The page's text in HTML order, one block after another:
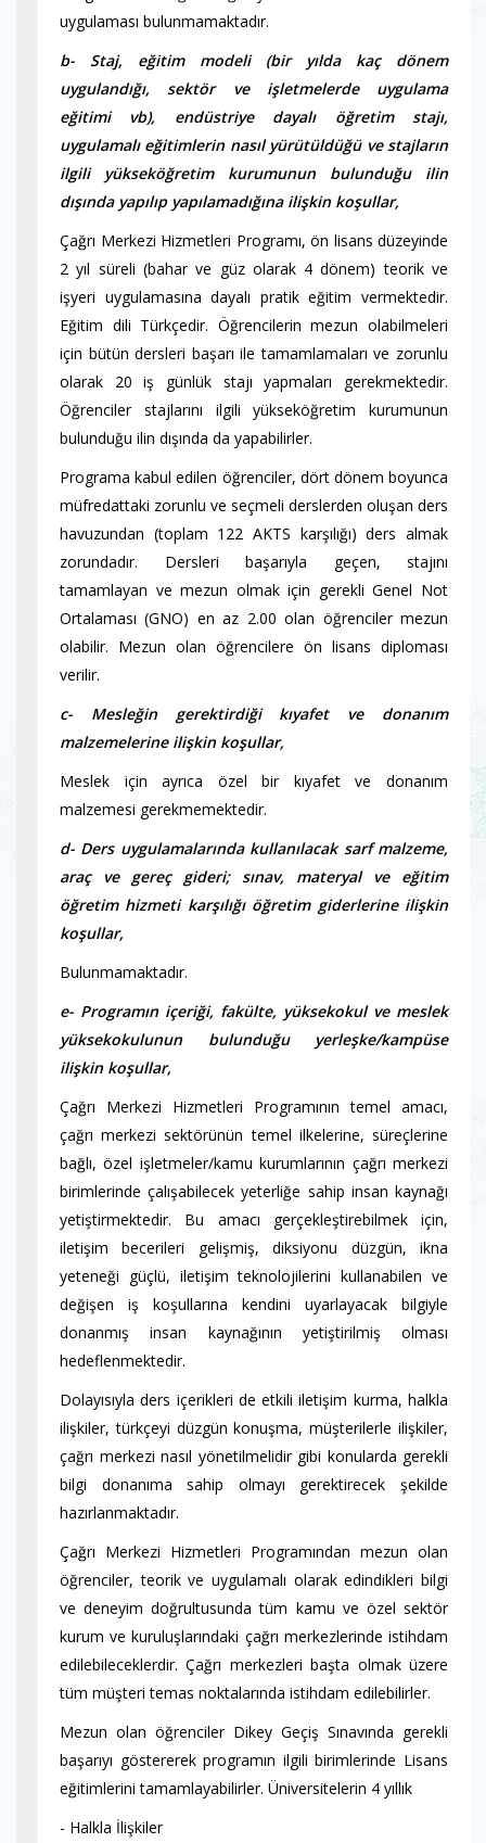
uygulaması bulunmamaktadır.
b- Staj, eğitim modeli (bir yılda kaç dönem
uygulandığı, sektör ve işletmelerde uygulama
eğitimi vb), endüstriye dayalı öğretim stajı,
uygulamalı eğitimlerin nasıl yürütüldüğü ve stajların
ilgili yükseköğretim kurumunun bulunduğu ilin
dışında yapılıp yapılamadığına ilişkin koşullar,
Çağrı Merkezi Hizmetleri Programı, ön lisans düzeyinde
2 yıl süreli (bahar ve güz olarak 4 dönem) teorik ve
işyeri uygulamasına dayalı pratik eğitim vermektedir.
Eğitim dili Türkçedir. Öğrencilerin mezun olabilmeleri
için bütün dersleri başarı ile tamamlamaları ve zorunlu
olarak 20 iş günlük stajı yapmaları gerekmektedir.
Öğrenciler stajlarını ilgili yükseköğretim kurumunun
bulunduğu ilin dışında da yapabilirler.
Programa kabul edilen öğrenciler, dört dönem boyunca
müfredattaki zorunlu ve seçmeli derslerden oluşan ders
havuzundan (toplam 122 AKTS karşılığı) ders almak
zorundadır. Dersleri başarıyla geçen, stajını
tamamlayan ve mezun olmak için gerekli Genel Not
Ortalaması (GNO) en az 2.00 olan öğrenciler mezun
olabilir. Mezun olan öğrencilere ön lisans diploması
verilir.
c- Mesleğin gerektirdiği kıyafet ve donanım
malzemelerine ilişkin koşullar,
Meslek için ayrıca özel bir kıyafet ve donanım
malzemesi gerekmemektedir.
d- Ders uygulamalarında kullanılacak sarf malzeme,
araç ve gereç gideri; sınav, materyal ve eğitim
öğretim hizmeti karşılığı öğretim giderlerine ilişkin
koşullar,
Bulunmamaktadır.
e- Programın içeriği, fakülte, yüksekokul ve meslek
yüksekokulunun bulunduğu yerleşke/kampüse
ilişkin koşullar,
Çağrı Merkezi Hizmetleri Programının temel amacı,
çağrı merkezi sektörünün temel ilkelerine, süreçlerine
bağlı, özel işletmeler/kamu kurumlarının çağrı merkezi
birimlerinde çalışabilecek yeterliğe sahip insan kaynağı
yetiştirmektedir. Bu amacı gerçekleştirebilmek için,
iletişim becerileri gelişmiş, diksiyonu düzgün, ikna
yeteneği güçlü, iletişim teknolojilerini kullanabilen ve
değişen iş koşullarına kendini uyarlayacak bilgiyle
donanmış insan kaynağının yetiştirilmiş olması
hedeflenmektedir.
Dolayısıyla ders içerikleri de etkili iletişim kurma, halkla
ilişkiler, türkçeyi düzgün konuşma, müşterilerle ilişkiler,
çağrı merkezi nasıl yönetilmelidir gibi konularda gerekli
bilgi donanıma sahip olmayı gerektirecek şekilde
hazırlanmaktadır.
Çağrı Merkezi Hizmetleri Programından mezun olan
öğrenciler, teorik ve uygulamalı olarak edindikleri bilgi
ve deneyim doğrultusunda tüm kamu ve özel sektör
kurum ve kuruluşlarındaki çağrı merkezlerinde istihdam
edilebileceklerdir. Çağrı merkezleri başta olmak üzere
tüm müşteri temas noktalarında istihdam edilebilirler.
Mezun olan öğrenciler Dikey Geçiş Sınavında gerekli
başarıyı göstererek programın ilgili birimlerinde Lisans
eğitimlerini tamamlayabilirler. Üniversitelerin 4 yıllık
- Halkla İlişkiler